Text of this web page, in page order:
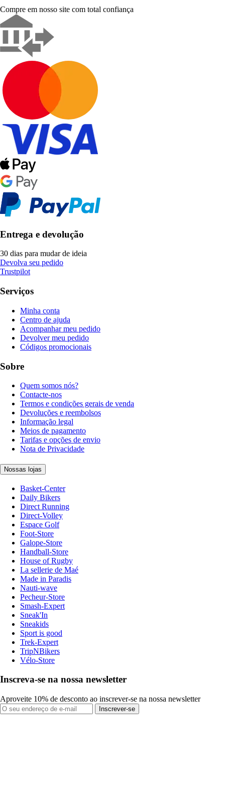
Compre em nosso site com total confiança
Entrega e devolução
30 dias para mudar de ideia
Devolva seu pedido
Trustpilot
Serviços
Minha conta
Centro de ajuda
Acompanhar meu pedido
Devolver meu pedido
Códigos promocionais
Sobre
Quem somos nós?
Contacte-nos
Termos e condições gerais de venda
Devoluções e reembolsos
Informação legal
Meios de pagamento
Tarifas e opções de envio
Nota de Privacidade
Nossas lojas
Basket-Center
Daily Bikers
Direct Running
Direct-Volley
Espace Golf
Foot-Store
Galope-Store
Handball-Store
House of Rugby
La sellerie de Maé
Made in Paradis
Nauti-wave
Pecheur-Store
Smash-Expert
Sneak'In
Sneakids
Sport is good
Trek-Expert
TripNBikers
Vélo-Store
Inscreva-se na nossa newsletter
Aproveite 10% de desconto ao inscrever-se na nossa newsletter
Inscrever-se